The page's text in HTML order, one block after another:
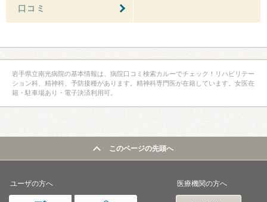
口コミ
岩手県立南光病院の基本情報は、病院口コミ検索カルーでチェック！リハビリテー
ション科、精神科、予防接種があります。精神科専門医が在籍しています。女医在
籍・駐車場あり・電子決済利用可。
このページの先頭へ
ユーザの方へ 医療機関の方へ